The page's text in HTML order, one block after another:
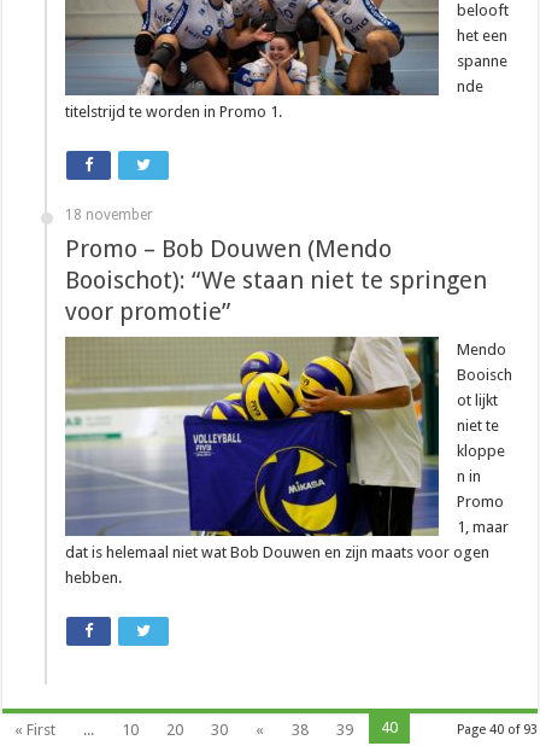
belooft
het een
spanne
nde
titelstrijd te worden in Promo 1.
18 november
Promo – Bob Douwen (Mendo
Booischot): “We staan niet te springen
voor promotie”
Mendo
Booisch
ot lijkt
niet te
kloppe
n in
Promo
1, maar
dat is helemaal niet wat Bob Douwen en zijn maats voor ogen
hebben.
Page 40 of 93
« First ... 10 20 30 « 38 39
40